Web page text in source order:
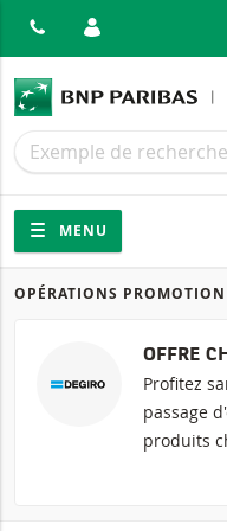
Recherche
Recherche
Navigation
Navigation
MENU
Produits
OPÉRATIONS
OFFRE
Profitez
passage
produits